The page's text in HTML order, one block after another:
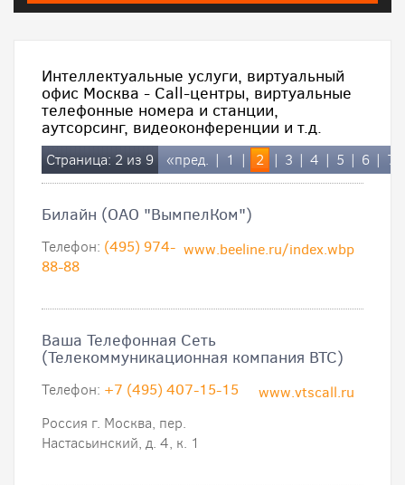
Интеллектуальные услуги, виртуальный
офис Москва - Call-центры, виртуальные
телефонные номера и станции,
аутсорсинг, видеоконференции и т.д.
Страница: 2 из 9 «пред. | 1 | 2 | 3 | 4 | 5 | 6 | 7
Билайн (ОАО "ВымпелКом")
www.beeline.ru/index.wbp
Телефон: (495) 974-
88-88
Ваша Телефонная Сеть
(Телекоммуникационная компания ВТС)
www.vtscall.ru
Телефон: +7 (495) 407-15-15
Россия г. Москва, пер.
Настасьинский, д. 4, к. 1